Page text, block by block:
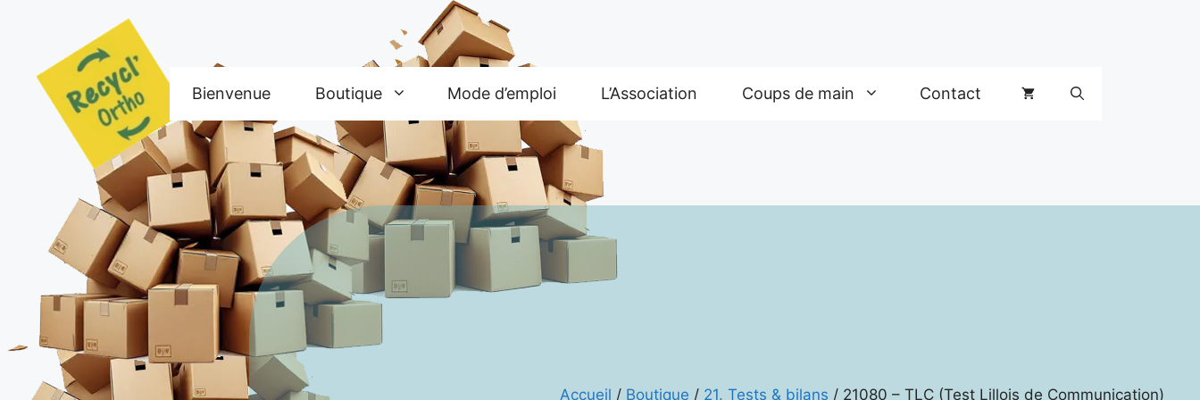
Bienvenue Boutique Mode d’emploi L’Association Coups de main Contact
Accueil / Boutique / 21. Tests & bilans / 21080 – TLC (Test Lillois de Communication)